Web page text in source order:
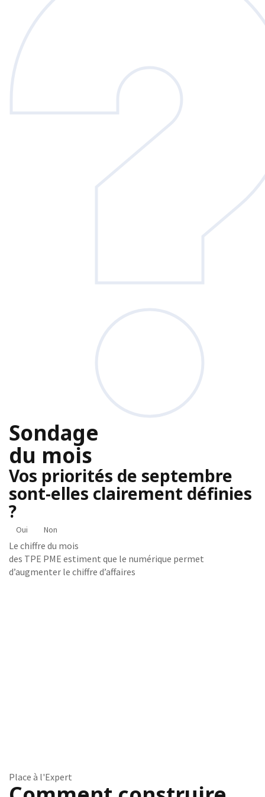
Sondage
du mois
Vos priorités de septembre
sont-elles clairement définies
?
Oui Non
Le chiffre du mois
des TPE PME estiment que le numérique permet
d’augmenter le chiffre d’affaires
Place à l'Expert